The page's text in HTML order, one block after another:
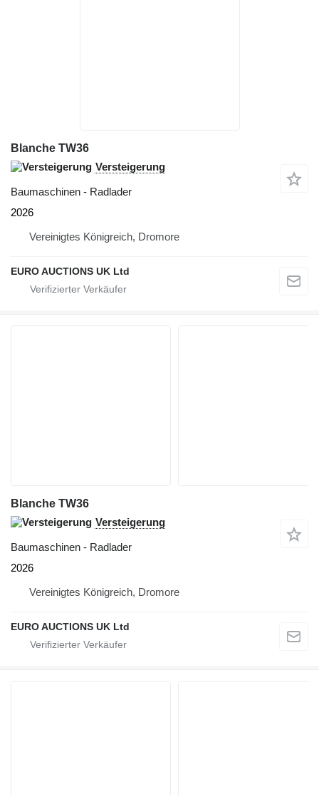
Blanche TW36
Versteigerung
Baumaschinen - Radlader
2026
Vereinigtes Königreich, Dromore
EURO AUCTIONS UK Ltd
Blanche TW36
Versteigerung
Baumaschinen - Radlader
2026
Vereinigtes Königreich, Dromore
EURO AUCTIONS UK Ltd